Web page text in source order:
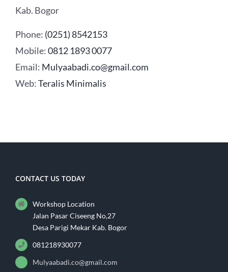
Kab. Bogor
Phone: (0251) 8542153
Mobile:0812 1893 0077
Email: Mulyaabadi.co@gmail.com
Web:Teralis Minimalis
CONTACT US TODAY
Workshop Location
Jalan Pasar Ciseeng No,27
Desa Parigi Mekar Kab. Bogor
081218930077
Mulyaabadi.co@gmail.com